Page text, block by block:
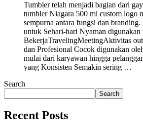
Tumbler telah menjadi bagian dari
tumbler Niagara 500 ml custom logo
sempurna antara fungsi dan
untuk Sehari-hari Nyaman digunakan
BekerjaTravelingMeetingAktivitas
dan Profesional Cocok digunakan
mulai dari karyawan hingga
yang Konsisten Semakin sering …
Search
Search
Recent Posts